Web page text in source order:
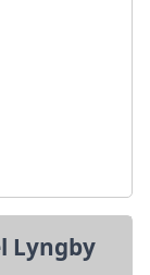
Lyngby